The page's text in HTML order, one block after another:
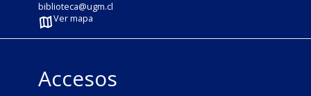
biblioteca@ugm.cl
Ver mapa
Accesos